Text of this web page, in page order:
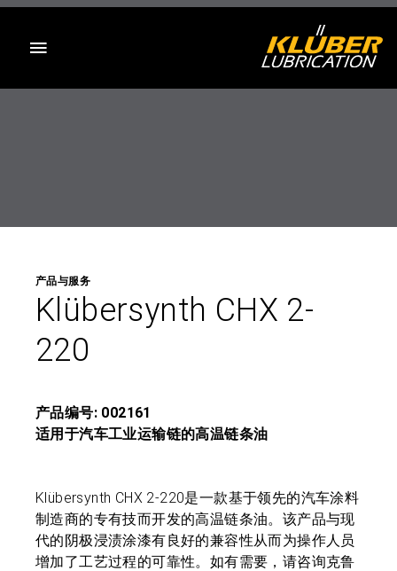
产品与服务
Klübersynth CHX 2-
220
产品编号: 002161
适用于汽车工业运输链的高温链条油
Klübersynth CHX 2-220是一款基于领先的汽车涂料
制造商的专有技而开发的高温链条油。该产品与现
代的阴极浸渍涂漆有良好的兼容性从而为操作人员
增加了工艺过程的可靠性。如有需要，请咨询克鲁